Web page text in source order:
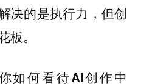
决的是执行力，但创
。
如何看待AI创作中